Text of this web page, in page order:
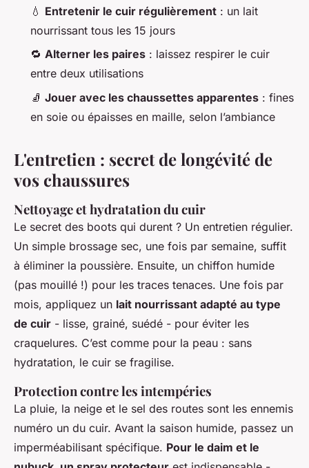
💧 Entretenir le cuir régulièrement : un lait
nourrissant tous les 15 jours
🔁 Alterner les paires : laissez respirer le cuir
entre deux utilisations
🧦 Jouer avec les chaussettes apparentes : fines
en soie ou épaisses en maille, selon l’ambiance
L'entretien : secret de longévité de
vos chaussures
Nettoyage et hydratation du cuir
Le secret des boots qui durent ? Un entretien régulier.
Un simple brossage sec, une fois par semaine, suffit
à éliminer la poussière. Ensuite, un chiffon humide
(pas mouillé !) pour les traces tenaces. Une fois par
mois, appliquez un lait nourrissant adapté au type
de cuir - lisse, grainé, suédé - pour éviter les
craquelures. C’est comme pour la peau : sans
hydratation, le cuir se fragilise.
Protection contre les intempéries
La pluie, la neige et le sel des routes sont les ennemis
numéro un du cuir. Avant la saison humide, passez un
imperméabilisant spécifique. Pour le daim et le